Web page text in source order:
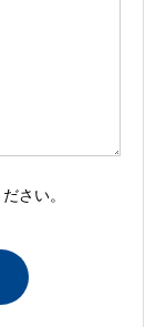
さい。